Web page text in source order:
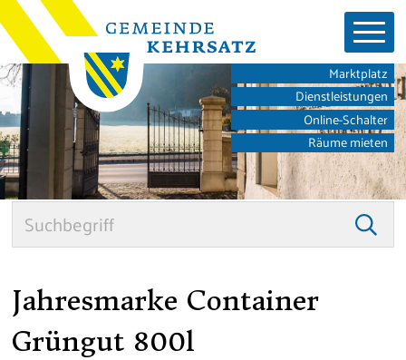
Navigieren in der Gemeinde
Schnellnavigation
Marktplatz
Dienstleistungen
Online-Schalter
Räume mieten
Hauptnavigation
Suche
Jahresmarke Container
Grüngut 800l